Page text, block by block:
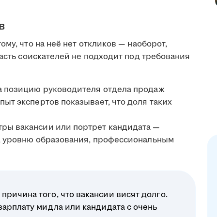
что на неё нет откликов — наоборот,
соискателей не подходит под требования
руководителя отдела продаж
экспертов показывает, что доля таких
вакансии или портрет кандидата —
уровню образования, профессиональным
того, что вакансии висят долго.
мидла или кандидата с очень